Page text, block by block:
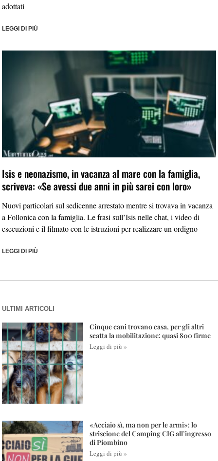
adottati
LEGGI DI PIÙ
Isis e neonazismo, in vacanza al mare con la famiglia,
scriveva: «Se avessi due anni in più sarei con loro»
Nuovi particolari sul sedicenne arrestato mentre si trovava in vacanza
a Follonica con la famiglia. Le frasi sull’Isis nelle chat, i video di
esecuzioni e il filmato con le istruzioni per realizzare un ordigno
LEGGI DI PIÙ
ULTIMI ARTICOLI
Cinque cani trovano casa, per gli altri
scatta la mobilitazione: quasi 800 firme
Leggi di più »
«Acciaio sì, ma non per le armi»: lo
striscione del Camping CIG all’ingresso
di Piombino
Leggi di più »